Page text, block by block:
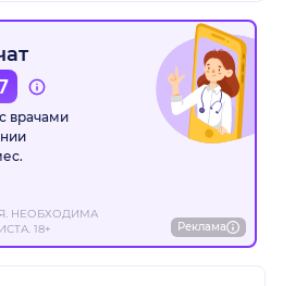
врачами
НЕОБХОДИМА
18+
Реклама